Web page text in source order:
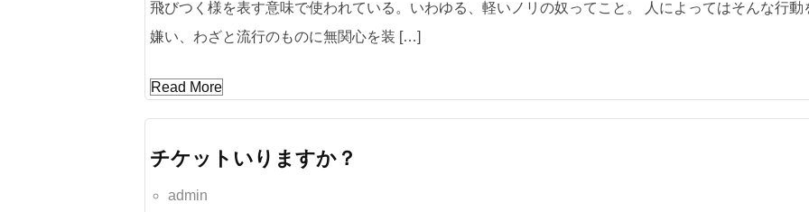
飛びつく様を表す意味で使われている。いわゆる、軽いノリの奴ってこと。 人によってはそんな行動
嫌い、わざと流行のものに無関心を装 […]
Read More
チケットいりますか？
admin